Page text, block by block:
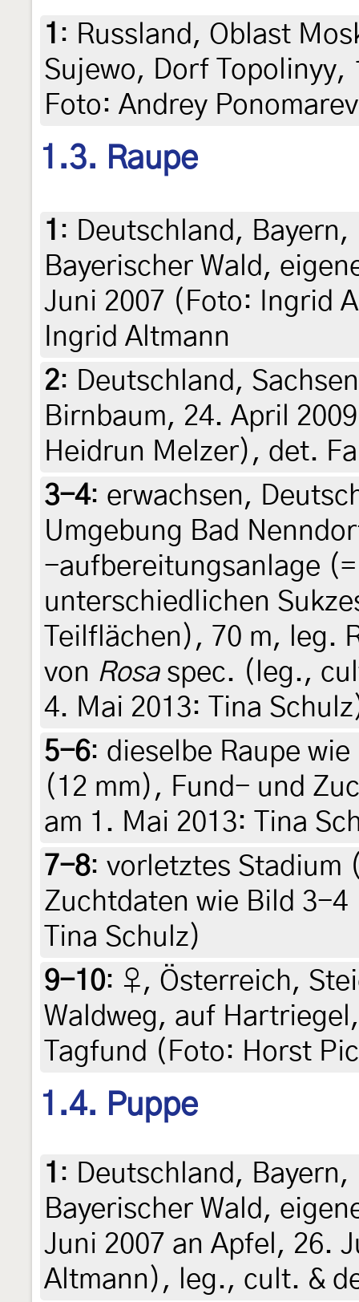
1 : Russland, Oblast
Sujewo, Dorf Topolinyy,
Foto: Andrey
1.3. Raupe
1 : Deutschland,
Bayerischer Wald,
Juni 2007 (Foto: Ingrid
Ingrid Altmann
2: Deutschland,
Birnbaum, 24. April
Heidrun Melzer), det.
3-4: erwachsen,
Umgebung Bad
-aufbereitungsanlage
unterschiedlichen
Teilflächen), 70 m, leg.
von Rosaspec. (leg.,
4. Mai 2013: Tina
5-6: dieselbe Raupe
(12 mm), Fund- und
am 1. Mai 2013: Tina
7-8: vorletztes Stadium
Zuchtdaten wie Bild 3-4
Tina Schulz)
9-10: ♀, Österreich,
Waldweg, auf
Tagfund (Foto: Horst
1.4. Puppe
1 : Deutschland,
Bayerischer Wald,
Juni 2007 an Apfel, 26.
Altmann), leg., cult. &